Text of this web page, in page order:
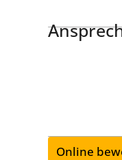
Online